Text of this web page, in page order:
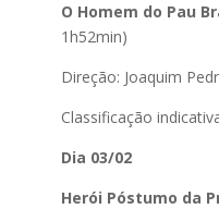
O Homem do Pau
1h52min)
Direção: Joaquim
Classificação
Dia 03/02
Herói Póstumo da